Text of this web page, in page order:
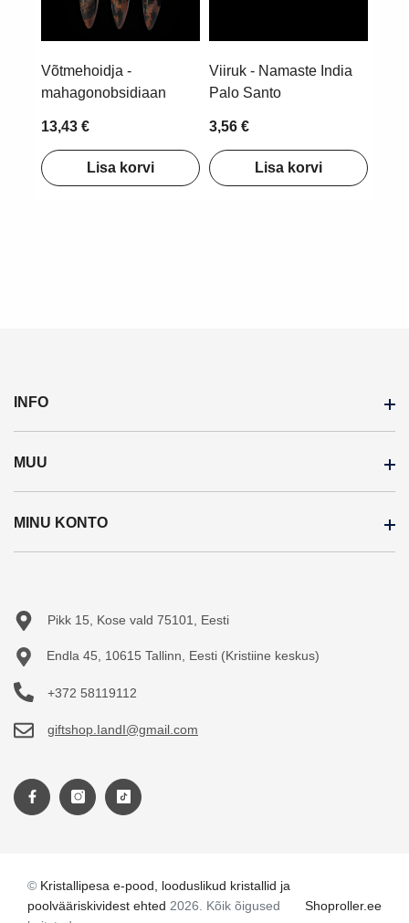
Võtmehoidja -
mahagonobsidiaan
13,43 €
Lisa korvi
Viiruk - Namaste India
Palo Santo
3,56 €
Lisa korvi
INFO
Inspiratsioon
Meist
Ostujuhend
MUU
Soodustooted
Uued tooted
MINU KONTO
Tellimuste ajalugu
Tellitud tooted
Pikk 15, Kose vald 75101, Eesti
Endla 45, 10615 Tallinn, Eesti (Kristiine keskus)
+372 58119112
giftshop.IandI@gmail.com
© Kristallipesa e-pood, looduslikud kristallid ja
poolvääriskividest ehted 2026. Kõik õigused
Shoproller.ee